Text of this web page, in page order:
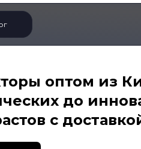
оптом из
до
с